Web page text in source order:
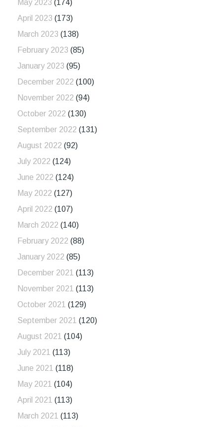
May 2023 (174)
April 2023 (173)
March 2023 (138)
February 2023 (85)
January 2023 (95)
December 2022 (100)
November 2022 (94)
October 2022 (130)
September 2022 (131)
August 2022 (92)
July 2022 (124)
June 2022 (124)
May 2022 (127)
April 2022 (107)
March 2022 (140)
February 2022 (88)
January 2022 (85)
December 2021 (113)
November 2021 (113)
October 2021 (129)
September 2021 (120)
August 2021 (104)
July 2021 (113)
June 2021 (118)
May 2021 (104)
April 2021 (113)
March 2021 (113)